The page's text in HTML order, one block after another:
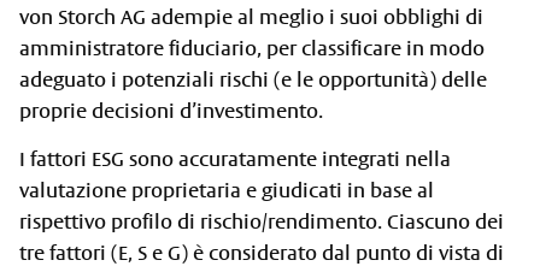
von Storch AG adempie al meglio i suoi obblighi di
amministratore fiduciario, per classificare in modo
adeguato i potenziali rischi (e le opportunità) delle
proprie decisioni d’investimento.
I fattori ESG sono accuratamente integrati nella
valutazione proprietaria e giudicati in base al
rispettivo profilo di rischio/rendimento. Ciascuno dei
tre fattori (E, S e G) è considerato dal punto di vista di